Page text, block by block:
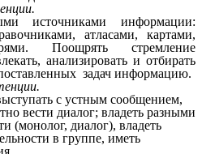
источниками информации:
атласами, картами,
Поощрять стремление
анализировать и отбирать
задач информацию.
с устным сообщением,
вести диалог; владеть разными
(монолог, диалог), владеть
в группе, иметь